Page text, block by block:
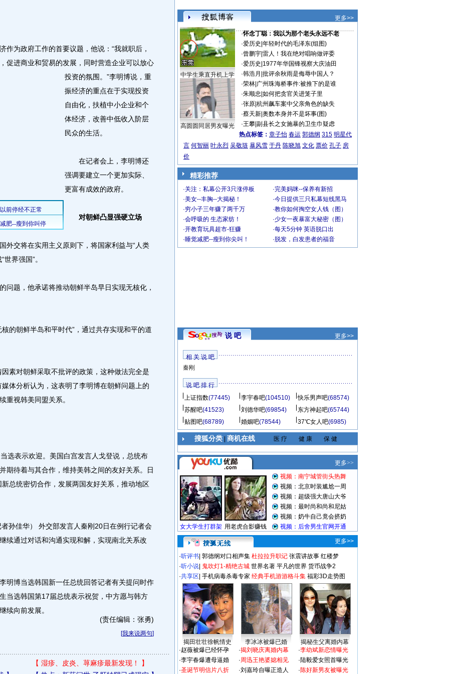
政府工作的首要议题，他说：“我就职后，
促进商业和贸易的发展，同时营造企业可以放心
投资的氛围。 ”李明博说，重
振经济的重点在于实现投资
自由化，扶植中小企业和个
体经济，改善中低收入阶层
民众的生活。
在记者会上，李明博还
强调要建立一个更加实际、
更富有成效的政府。
对朝鲜凸显强硬立场
交将在实用主义原则下，将国家利益与“人类
界强国”。
题，他承诺将推动朝鲜半岛早日实现无核化，
朝鲜半岛和平时代”，通过共存实现和平的道
对朝鲜采取不批评的政策，这种做法完全是
体分析认为，这表明了李明博在朝鲜问题上的
重视韩美同盟关系。
表示欢迎。美国白宫发言人戈登说，总统布
期待着与其合作，维持美韩之间的友好关系。日
总统密切合作，发展两国友好关系，推动地区
佳华） 外交部发言人秦刚20日在例行记者会
续通过对话和沟通实现和解，实现南北关系改
博当选韩国新一任总统回答记者有关提问时作
当选韩国第17届总统表示祝贺，中方愿与韩方
续向前发展。
(责任编辑：张勇)
[我来说两句]
【 湿疹、皮炎、荨麻疹最新发现！
】
更多>>
中学生乘直升机上学
高圆圆同居男友曝光
·怀念丁聪：我以为那个老头永远不老
·爱历史 年轻时代的毛泽东(组图)
·曾鹏宇| 雷人！我在绝对唱响做评委
·爱历史 1977年华国锋视察大庆油田
·韩浩月 批评余秋雨是侮辱中国人？
·荣林| 广州珠海桥事件:被推下的是谁
·朱顺忠 如何把贪官关进笼子里
·张原| 杭州飙车案中父亲角色的缺失
·蔡天新| 奥数本身并不是坏事(图)
·王攀| 副县长之女施暴的卫生巾疑虑
热点标签： 章子怡 春运 郭德纲 315 明星代
言 何智丽 叶永烈 吴敬琏 暴风雪 于丹 陈晓旭 文化 票价 孔子 房
价
精彩推荐
·关注：私幕公开3只涨停板 ·完美妈咪--保养有新招
·美女--丰胸--大揭秘！ ·今日提供三只私幕短线黑马
·穷小子三年赚了两千万 ·教你如何掏空女人钱（图）
·会呼吸的 生态家纺！ ·少女一夜暴富大秘密（图）
·开教育玩具超市-狂赚 ·每天5分钟 英语脱口出
·睡觉减肥--瘦到你尖叫！ · 脱发，白发患者的福音
说 吧 更多>>
相 关 说 吧
秦刚
说 吧 排 行
上证指数(77445) 李宇春吧(104510) 快乐男声吧(68574)
苏醒吧(41523) 刘德华吧(69854) 东方神起吧(65744)
贴图吧(68789) 婚姻吧(78544) 37℃女人吧(6985)
搜狐分类| 商机在线 医 疗 健 康 保 健
更多>>
·听评书 郭德纲对口相声集 杜拉拉升职记 张震讲故事 红楼梦
·听小说 鬼吹灯1-精绝古城 世界名著 平凡的世界 货币战争2
·共享区 手机病毒杀毒专家 经典手机游游格斗集 福彩3D走势图
揭田壮壮徐帆情史 李冰冰被爆已婚
揭秘生父离婚内幕
·赵薇被爆已经怀孕
·李宇春爆遭母逼婚
·圣诞节明信片八折
·揭刘晓庆离婚内幕
·周迅王艳婆媳相见
·刘嘉玲自曝正造人
·李幼斌新恋情曝光
·陆毅爱女照首曝光
·陈好新男友被曝光